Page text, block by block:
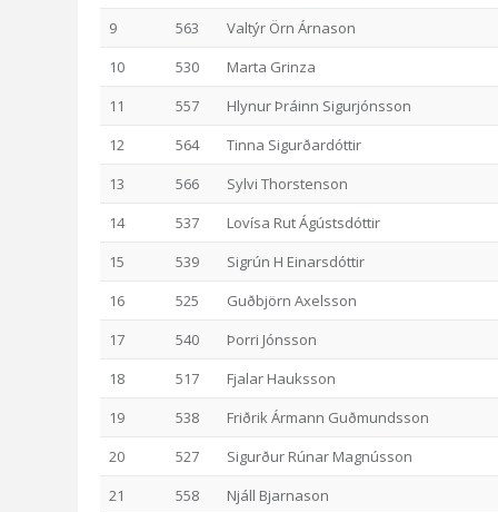
9
563 Valtýr Örn Árnason
10
530 Marta Grinza
11
557 Hlynur Þráinn Sigurjónsson
12
564 Tinna Sigurðardóttir
13
566 Sylvi Thorstenson
14
537 Lovísa Rut Ágústsdóttir
15
539 Sigrún H Einarsdóttir
16
525 Guðbjörn Axelsson
17
540 Þorri Jónsson
18
517 Fjalar Hauksson
19
538 Friðrik Ármann Guðmundsson
20
527 Sigurður Rúnar Magnússon
21
558 Njáll Bjarnason